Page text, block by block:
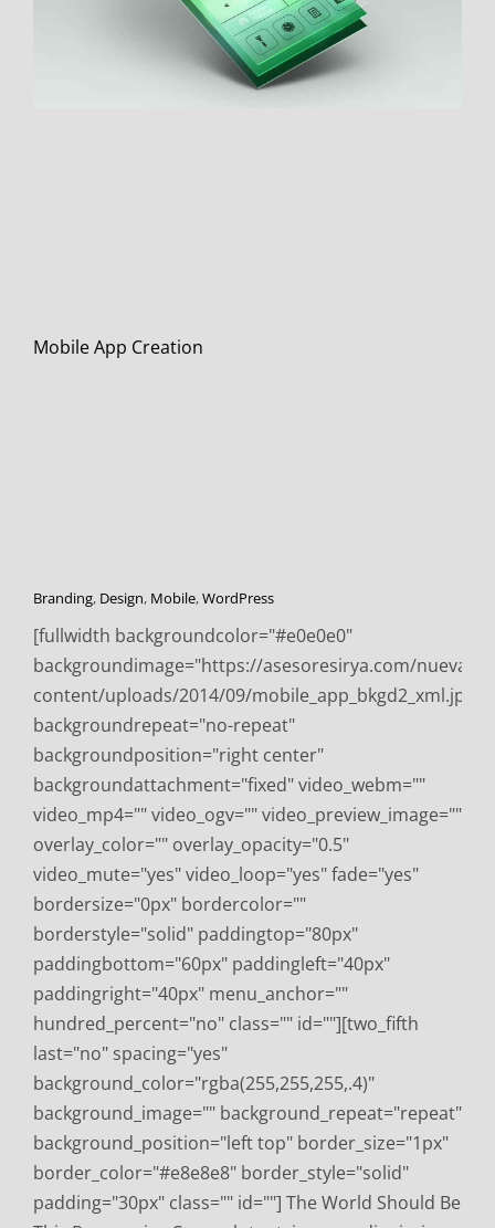
Mobile App Creation
Branding, Design, Mobile,WordPress
[fullwidth backgroundcolor="#e0e0e0"
backgroundimage="https://asesoresirya.com/
content/uploads/2014/09/mobile_app_bkgd2_xml.jpg"
backgroundrepeat="no-repeat"
backgroundposition="right center"
backgroundattachment="fixed" video_webm=""
video_mp4="" video_ogv="" video_preview_image=""
overlay_color="" overlay_opacity="0.5"
video_mute="yes" video_loop="yes" fade="yes"
bordersize="0px" bordercolor=""
borderstyle="solid" paddingtop="80px"
paddingbottom="60px" paddingleft="40px"
paddingright="40px" menu_anchor=""
hundred_percent="no" class="" id=""][two_fifth
last="no" spacing="yes"
background_color="rgba(255,255,255,.4)"
background_image="" background_repeat="repeat"
background_position="left top" border_size="1px"
border_color="#e8e8e8" border_style="solid"
padding="30px" class="" id=""] The World Should Be